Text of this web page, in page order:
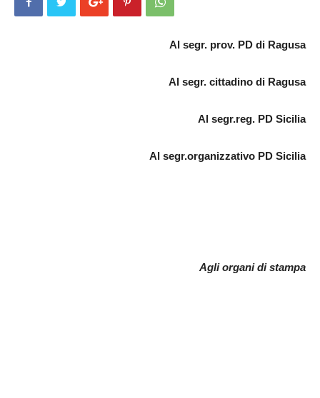
Al segr. prov. PD di Ragusa
Al segr. cittadino di Ragusa
Al segr.reg. PD Sicilia
Al segr.organizzativo PD Sicilia
Agli organi di stampa